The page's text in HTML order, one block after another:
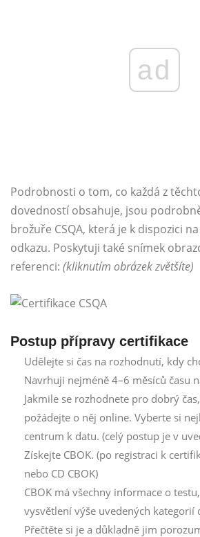
ad
Podrobnosti o tom, co každá z
dovedností obsahuje, jsou
brožuře CSQA, která je k dispozici
odkazu. Poskytuji také snímek
referenci: (kliknutím obrázek zvětšíte)
Postup přípravy certifikace
Udělejte si čas na rozhodnutí, kdy
Navrhuji nejméně 4–6 měsíců času
Jakmile se rozhodnete pro dobrý
požádejte o něj online. Vyberte si
centrum k datu. (celý postup je v
Získejte CBOK. (po registraci k
nebo CD CBOK)
CBOK má všechny informace o
vysvětlení výše uvedených kategorií
Přečtěte si je a důkladně jim